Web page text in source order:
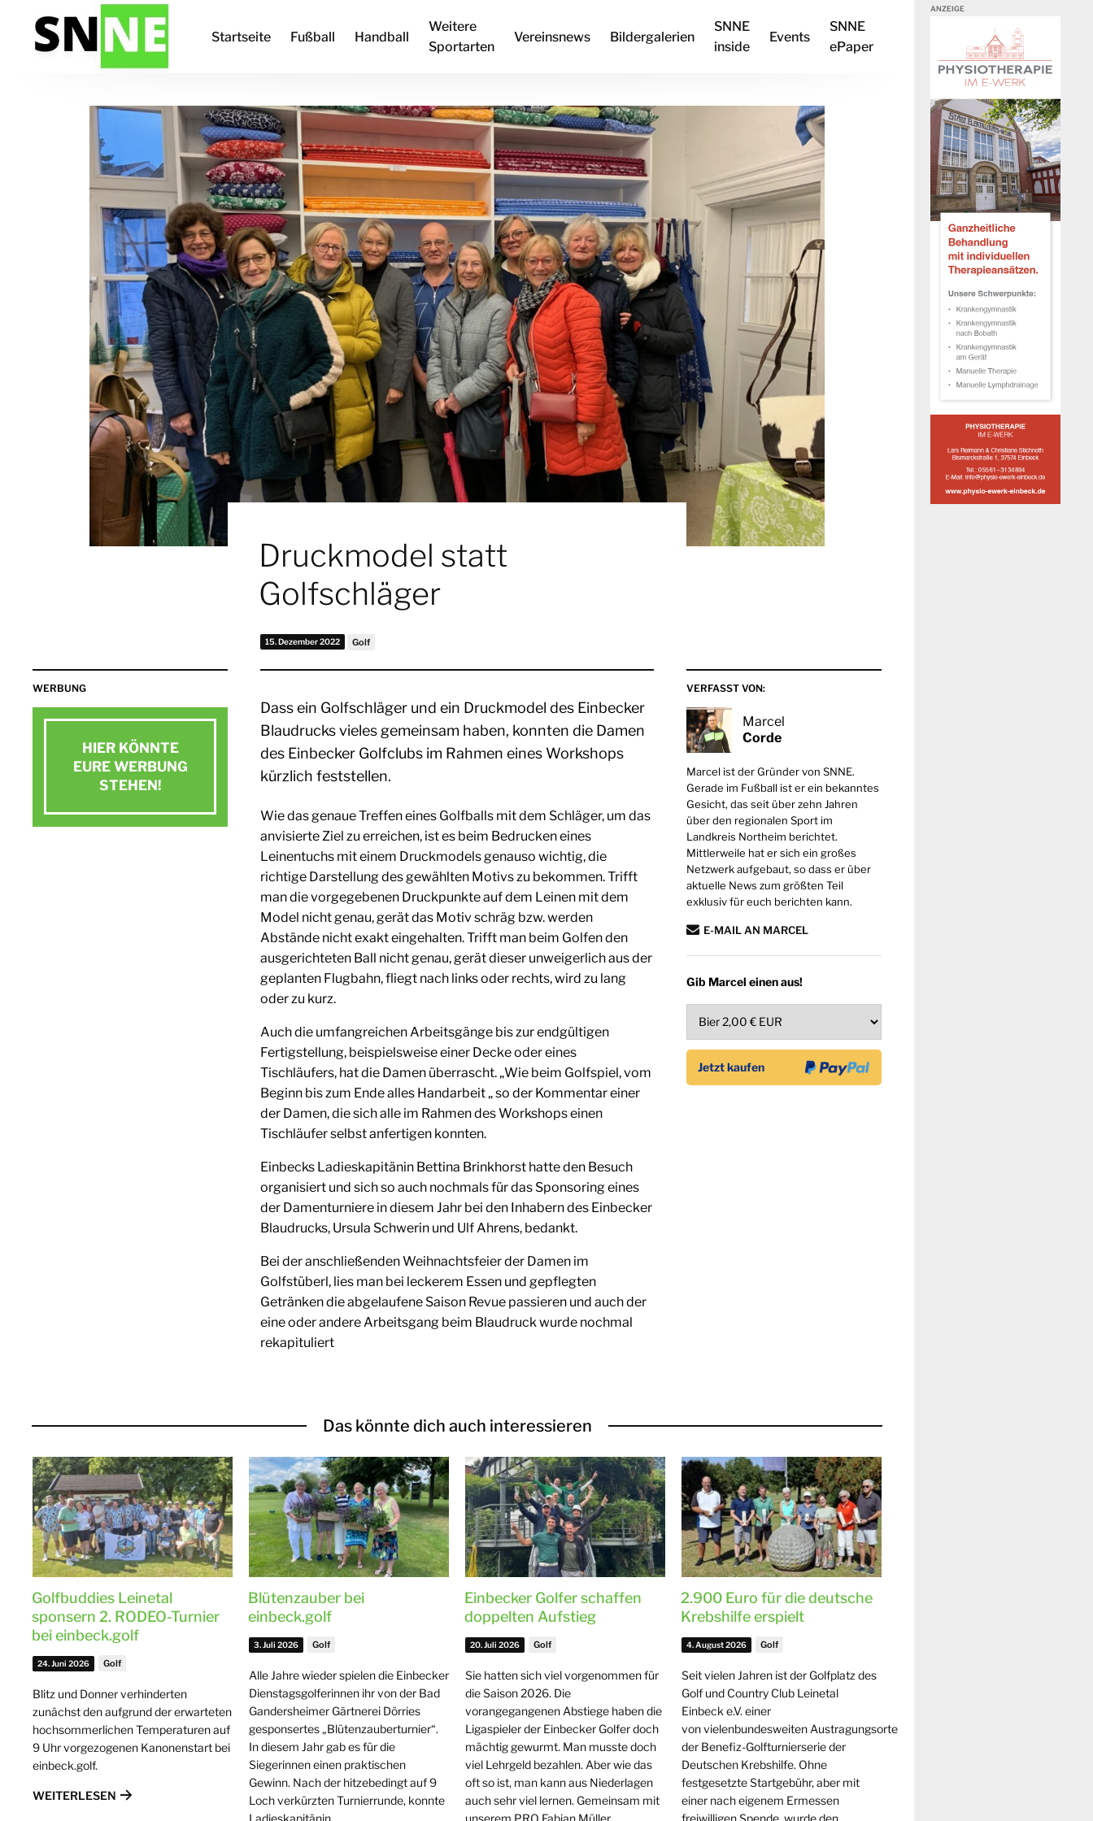
Startseite Fußball Handball
Weitere
Sportarten
Vereinsnews Bildergalerien
SNNE
inside
Events
SNNE
ePaper
Druckmodel statt
Golfschläger
15. Dezember 2022 Golf
WERBUNG
HIER KÖNNTE
EURE WERBUNG
STEHEN!
Jetzt Kontakt aufnehmen
Dass ein Golfschläger und ein Druckmodel des Einbecker
Blaudrucks vieles gemeinsam haben, konnten die Damen
des Einbecker Golfclubs im Rahmen eines Workshops
kürzlich feststellen.
Wie das genaue Treffen eines Golfballs mit dem Schläger, um das
anvisierte Ziel zu erreichen, ist es beim Bedrucken eines
Leinentuchs mit einem Druckmodels genauso wichtig, die
richtige Darstellung des gewählten Motivs zu bekommen. Trifft
man die vorgegebenen Druckpunkte auf dem Leinen mit dem
Model nicht genau, gerät das Motiv schräg bzw. werden
Abstände nicht exakt eingehalten. Trifft man beim Golfen den
ausgerichteten Ball nicht genau, gerät dieser unweigerlich aus der
geplanten Flugbahn, fliegt nach links oder rechts, wird zu lang
oder zu kurz.
Auch die umfangreichen Arbeitsgänge bis zur endgültigen
Fertigstellung, beispielsweise einer Decke oder eines
Tischläufers, hat die Damen überrascht. „Wie beim Golfspiel, vom
Beginn bis zum Ende alles Handarbeit „ so der Kommentar einer
der Damen, die sich alle im Rahmen des Workshops einen
Tischläufer selbst anfertigen konnten.
Einbecks Ladieskapitänin Bettina Brinkhorst hatte den Besuch
organisiert und sich so auch nochmals für das Sponsoring eines
der Damenturniere in diesem Jahr bei den Inhabern des Einbecker
Blaudrucks, Ursula Schwerin und Ulf Ahrens, bedankt.
Bei der anschließenden Weihnachtsfeier der Damen im
Golfstüberl, lies man bei leckerem Essen und gepflegten
Getränken die abgelaufene Saison Revue passieren und auch der
eine oder andere Arbeitsgang beim Blaudruck wurde nochmal
rekapituliert
VERFASST VON:
Marcel
Corde
Marcel ist der Gründer von SNNE.
Gerade im Fußball ist er ein bekanntes
Gesicht, das seit über zehn Jahren
über den regionalen Sport im
Landkreis Northeim berichtet.
Mittlerweile hat er sich ein großes
Netzwerk aufgebaut, so dass er über
aktuelle News zum größten Teil
exklusiv für euch berichten kann.
E-MAIL AN MARCEL
Gib Marcel einen aus!
Das könnte dich auch interessieren
Golfbuddies Leinetal
sponsern 2. RODEO-Turnier
bei einbeck.golf
24. Juni 2026 Golf
Blitz und Donner verhinderten
zunächst den aufgrund der erwarteten
hochsommerlichen Temperaturen auf
9 Uhr vorgezogenen Kanonenstart bei
einbeck.golf.
WEITERLESEN
Blütenzauber bei
einbeck.golf
3. Juli 2026 Golf
Alle Jahre wieder spielen die Einbecker
Dienstagsgolferinnen ihr von der Bad
Gandersheimer Gärtnerei Dörries
gesponsertes „Blütenzauberturnier“.
In diesem Jahr gab es für die
Siegerinnen einen praktischen
Gewinn. Nach der hitzebedingt auf 9
Loch verkürzten Turnierrunde, konnte
Einbecker Golfer schaffen
doppelten Aufstieg
20. Juli 2026 Golf
Sie hatten sich viel vorgenommen für
die Saison 2026. Die
vorangegangenen Abstiege haben die
Ligaspieler der Einbecker Golfer doch
mächtig gewurmt. Man musste doch
viel Lehrgeld bezahlen. Aber wie das
oft so ist, man kann aus Niederlagen
auch sehr viel lernen. Gemeinsam mit
2.900 Euro für die deutsche
Krebshilfe erspielt
4. August 2026 Golf
Seit vielen Jahren ist der Golfplatz des
Golf und Country Club Leinetal
Einbeck e.V. einer
von vielenbundesweiten Austragungsorte
der Benefiz-Golfturnierserie der
Deutschen Krebshilfe. Ohne
festgesetzte Startgebühr, aber mit
einer nach eigenem Ermessen